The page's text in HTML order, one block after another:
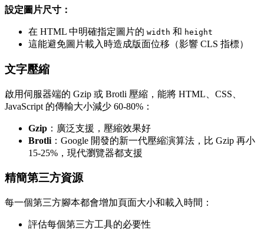
設定圖片尺寸：
在 HTML 中明確指定圖片的 width 和 height
這能避免圖片載入時造成版面位移（影響 CLS 指標）
文字壓縮
啟用伺服器端的 Gzip 或 Brotli 壓縮，能將 HTML、CSS、
JavaScript 的傳輸大小減少 60-80%：
Gzip ：廣泛支援，壓縮效果好
Brotli ：Google 開發的新一代壓縮演算法，比 Gzip 再小
15-25%，現代瀏覽器都支援
精簡第三方資源
每一個第三方腳本都會增加頁面大小和載入時間：
評估每個第三方工具的必要性